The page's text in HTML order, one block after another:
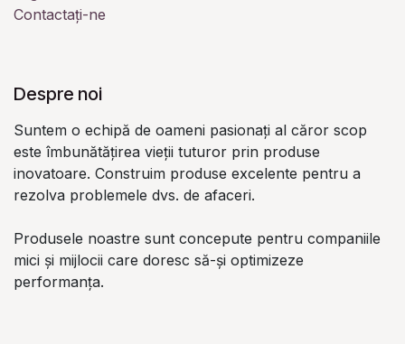
Contactați-ne
Despre noi
Suntem o echipă de oameni pasionați al căror scop
este îmbunătățirea vieții tuturor prin produse
inovatoare. Construim produse excelente pentru a
rezolva problemele dvs. de afaceri.
Produsele noastre sunt concepute pentru companiile
mici și mijlocii care doresc să-și optimizeze
performanța.